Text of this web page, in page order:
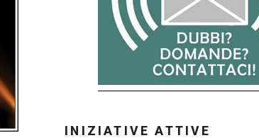
INIZIATIVE ATTIVE